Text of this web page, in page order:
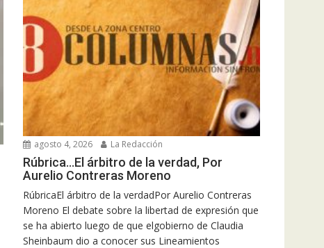
agosto 4, 2026 La Redacción
Rúbrica…El árbitro de la verdad, Por
Aurelio Contreras Moreno
RúbricaEl árbitro de la verdadPor Aurelio Contreras
Moreno El debate sobre la libertad de expresión que
se ha abierto luego de que elgobierno de Claudia
Sheinbaum dio a conocer sus Lineamientos